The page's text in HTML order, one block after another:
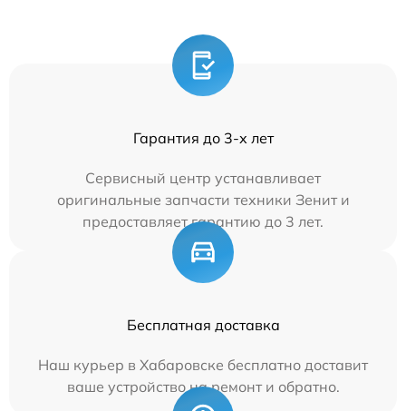
Гарантия до 3-х лет
Сервисный центр устанавливает
оригинальные запчасти техники Зенит и
предоставляет гарантию до 3 лет.
Бесплатная доставка
Наш курьер в Хабаровске бесплатно доставит
ваше устройство на ремонт и обратно.